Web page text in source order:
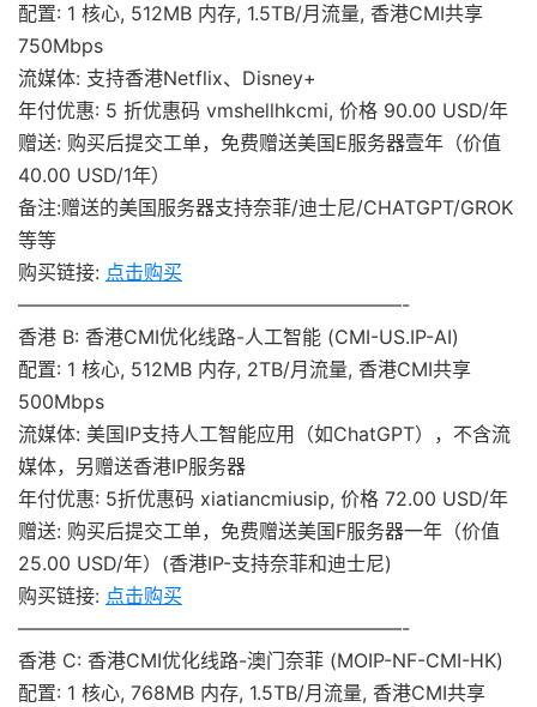
配置: 1 核心, 512MB 内存, 1.5TB/月流量, 香港CMI共享
750Mbps
流媒体: 支持香港Netflix、Disney+
年付优惠: 5 折优惠码 vmshellhkcmi, 价格 90.00 USD/年
赠送: 购买后提交工单，免费赠送美国E服务器壹年（价值
40.00 USD/1年）
备注:赠送的美国服务器支持奈菲/迪士尼/CHATGPT/GROK
等等
购买链接: 点击购买
————————————————————-
香港 B: 香港CMI优化线路-人工智能 (CMI-US.IP-AI)
配置: 1 核心, 512MB 内存, 2TB/月流量, 香港CMI共享
500Mbps
流媒体: 美国IP支持人工智能应用（如ChatGPT），不含流
媒体，另赠送香港IP服务器
年付优惠: 5折优惠码 xiatiancmiusip, 价格 72.00 USD/年
赠送: 购买后提交工单，免费赠送美国F服务器一年（价值
25.00 USD/年）(香港IP-支持奈菲和迪士尼)
购买链接: 点击购买
————————————————————-
香港 C: 香港CMI优化线路-澳门奈菲 (MOIP-NF-CMI-HK)
配置: 1 核心, 768MB 内存, 1.5TB/月流量, 香港CMI共享